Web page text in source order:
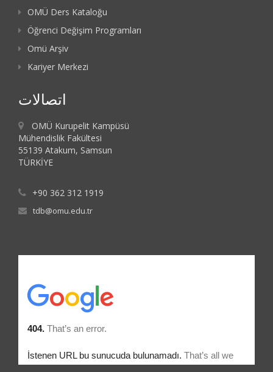
OMÜ Ders Kataloğu
Öğrenci Değişim Programları
Omü Arşiv
Kariyer Merkezi
اتصالات
OMÜ Kurupelit Kampüsü
Mühendislik Fakültesi
55139 Atakum, Samsun
TÜRKİYE
+90 362 312 1919
tdb@omu.edu.tr